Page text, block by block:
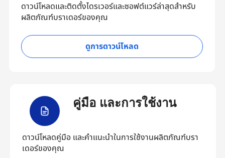
ดาวน์โหลดและติดตั้งไดรเวอร์และซอฟต์แวร์ล่าสุดสำหรับ
ผลิตภัณฑ์บราเดอร์ของคุณ
ดูการดาวน์โหลด
คู่มือ และการใช้งาน
ดาวน์โหลดคู่มือ และคำแนะนำในการใช้งานผลิตภัณฑ์บรา
เดอร์ของคุณ